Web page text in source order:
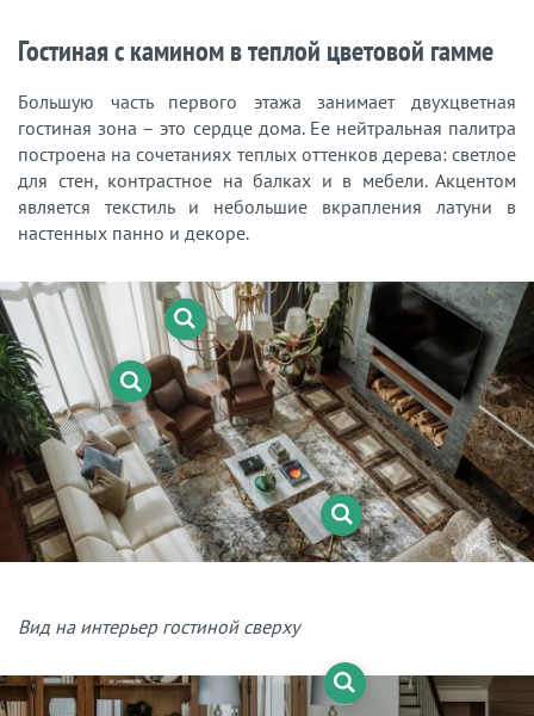
Гостиная с камином в теплой цветовой гамме
Большую часть первого этажа занимает двухцветная
гостиная зона – это сердце дома. Ее нейтральная палитра
построена на сочетаниях теплых оттенков дерева: светлое
для стен, контрастное на балках и в мебели. Акцентом
является текстиль и небольшие вкрапления латуни в
настенных панно и декоре.
Вид на интерьер гостиной сверху